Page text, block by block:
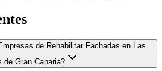
de Rehabilitar Fachadas en Las
de Gran Canaria?